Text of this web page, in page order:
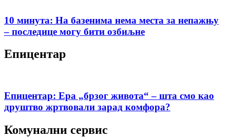
10 минута: На базенима нема места за непажњу
– последице могу бити озбиљне
Епицентар
Епицентар: Ера „брзог живота“ – шта смо као
друштво жртвовали зарад комфора?
Комунални сервис